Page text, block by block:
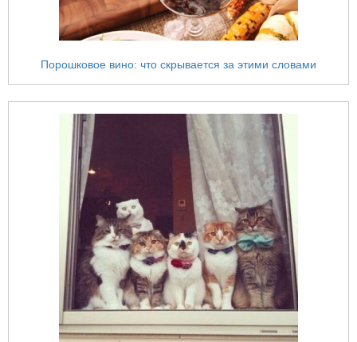
Порошковое вино: что скрывается за этими словами